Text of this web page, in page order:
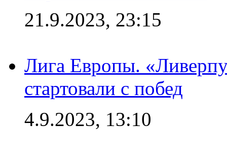
21.9.2023, 23:15
Лига Европы.
стартовали с побед
4.9.2023, 13:10